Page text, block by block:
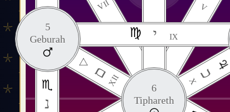
V
VII
כ
X
םXII
י IX
5
Geburah
נ
6
Tiphareth